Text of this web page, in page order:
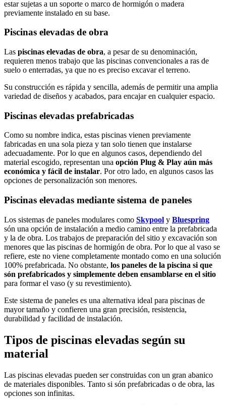
estar sujetas a un soporte o marco de hormigón o madera
previamente instalado en su base.
Piscinas elevadas de obra
Las piscinas elevadas de obra, a pesar de su denominación,
requieren menos trabajo que las piscinas convencionales a ras de
suelo o enterradas, ya que no es preciso excavar el terreno.
Su construcción es rápida y sencilla, además de permitir una amplia
variedad de diseños y acabados, para encajar en cualquier espacio.
Piscinas elevadas prefabricadas
Como su nombre indica, estas piscinas vienen previamente
fabricadas en una sola pieza y tan solo tienen que instalarse
adecuadamente. Por lo que en algunos casos, dependiendo del
material escogido, representan una opción Plug & Play aún más
económica y fácil de instalar. Por otro lado, en algunos casos las
opciones de personalización son menores.
Piscinas elevadas mediante sistema de paneles
Los sistemas de paneles modulares como Skypool y Bluespring
són una opción de instalación a medio camino entre la prefabricada
y la de obra. Los trabajos de preparación del sitio y excavación son
menores que las piscinas de hormigón de obra. Por lo que al vaso se
refiere, este no viene completamente montado como en una solución
100% prefabricada. No obstante, los paneles de la piscina si que
són prefabricados y simplemente deben ensamblarse en el sitio
para formar el vaso (y su revestimiento).
Este sistema de paneles es una alternativa ideal para piscinas de
mayor tamaño y confieren una gran precisión, resistencia,
durabilidad y facilidad de instalación.
Tipos de piscinas elevadas según su
material
Las piscinas elevadas pueden ser construidas con un gran abanico
de materiales disponibles. Tanto si són prefabricadas o de obra, las
opciones son infinitas.